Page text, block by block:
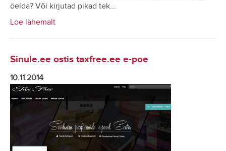
öelda? Või kirjutad pikad tek...
Loe lähemalt
Sinule.ee ostis taxfree.ee e-poe
10.11.2014